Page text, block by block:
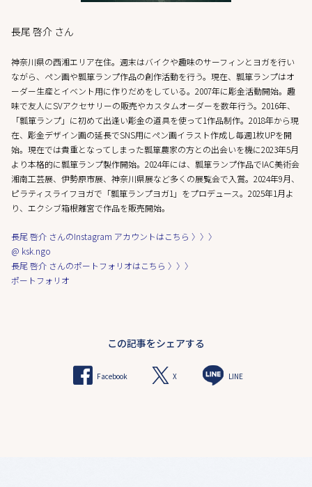
長尾 啓介 さん
神奈川県の西湘エリア在住。週末はバイクや趣味のサーフィンとヨガを行い
ながら、ペン画や瓢箪ランプ作品の創作活動を行う。現在、瓢箪ランプはオ
ーダー生産とイベント用に作りだめをしている。2007年に彫金活動開始。趣
味で友人にSVアクセサリーの販売やカスタムオーダーを数年行う。2016年、
「瓢箪ランプ」に初めて出逢い彫金の道具を使って1作品制作。2018年から現
在、彫金デザイン画の延長でSNS用にペン画イラスト作成し毎週1枚UPを開
始。現在では貴重となってしまった瓢箪農家の方との出会いを機に2023年5月
より本格的に瓢箪ランプ製作開始。2024年には、瓢箪ランプ作品でIAC美術会
湘南工芸展、伊勢原市展、神奈川県展など多くの展覧会で入賞。2024年9月、
ピラティスライフヨガで「瓢箪ランプヨガ1」をプロデュース。2025年1月よ
り、エクシブ箱根離宮で作品を販売開始。
長尾 啓介 さんのInstagram アカウントはこちら 〉〉〉
@ ksk.ngo
長尾 啓介 さんのポートフォリオはこちら 〉〉〉
ポートフォリオ
この記事をシェアする
Facebook X LINE